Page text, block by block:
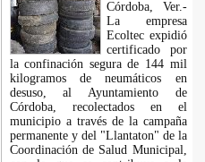
Córdoba, Ver.-
La empresa
Ecoltec expidió
certificado por
la confinación segura de 144 mil
kilogramos de neumáticos en
desuso, al Ayuntamiento de
Córdoba, recolectados en el
municipio a través de la campaña
permanente y del "Llantaton" de la
Coordinación de Salud Municipal,